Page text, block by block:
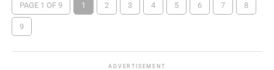
PAGE 1 OF 9 1 2 3 4 5 6 7 8
9
ADVERTISEMENT